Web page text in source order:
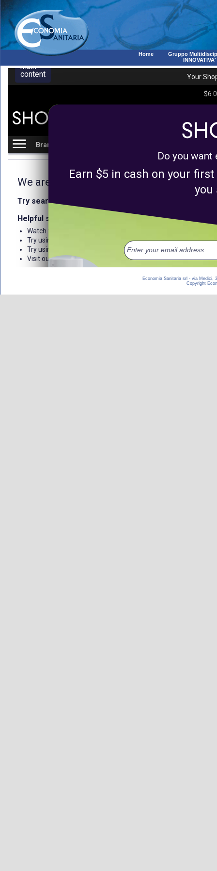
Home
Gruppo
INNOVATIVA'
Economia Sanitaria srl - via Medici,
Copyright